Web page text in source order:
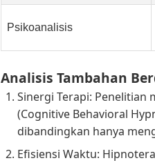
Psikoanalisis
Analisis Tambahan
Sinergi Terapi: Penelitian
(Cognitive Behavioral
dibandingkan hanya
Efisiensi Waktu: